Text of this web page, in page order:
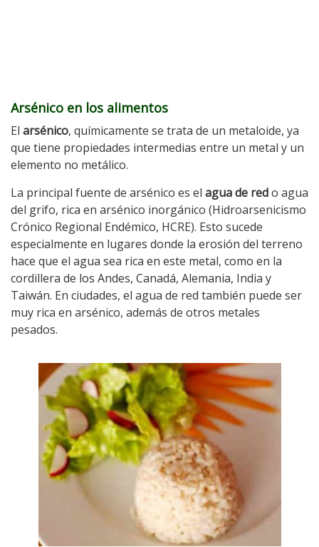
Arsénico en los alimentos
El arsénico, químicamente se trata de un metaloide, ya
que tiene propiedades intermedias entre un metal y un
elemento no metálico.
La principal fuente de arsénico es el agua de redo agua
del grifo, rica en arsénico inorgánico (Hidroarsenicismo
Crónico Regional Endémico, HCRE). Esto sucede
especialmente en lugares donde la erosión del terreno
hace que el agua sea rica en este metal, como en la
cordillera de los Andes, Canadá, Alemania, India y
Taiwán. En ciudades, el agua de red también puede ser
muy rica en arsénico, además de otros metales
pesados.